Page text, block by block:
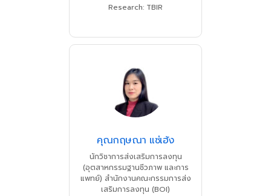
Research: TBIR
คุณกฤษณา แซ่เฮ้ง
นักวิชาการส่งเสริมการลงทุน
(อุตสาหกรรมฐานชีวภาพ และการ
แพทย์) สำนักงานคณะกรรมการส่ง
เสริมการลงทุน (BOI)